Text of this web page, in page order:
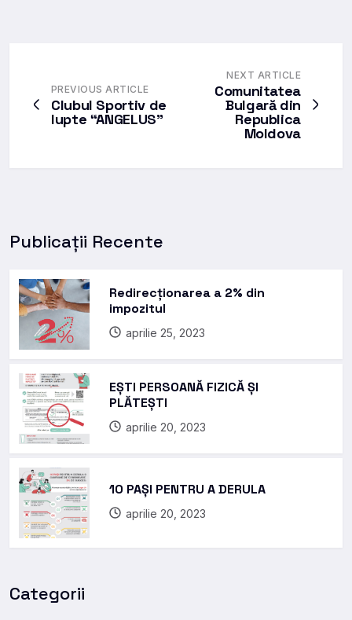
PREVIOUS ARTICLE
Clubul Sportiv de
lupte “ANGELUS”
NEXT ARTICLE
Comunitatea
Bulgară din
Republica
Moldova
Publicații Recente
Redirecționarea a 2% din
impozitul
aprilie 25, 2023
EȘTI PERSOANĂ FIZICĂ ȘI
PLĂTEȘTI
aprilie 20, 2023
10 PAȘI PENTRU A DERULA
aprilie 20, 2023
Categorii